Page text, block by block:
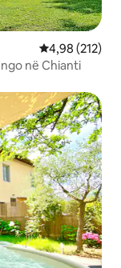
Vlerësimi
4,98 (212)
në Chianti